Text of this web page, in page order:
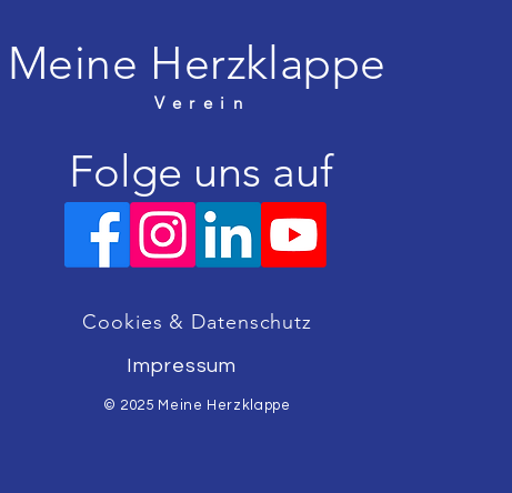
Meine Herzklappe
Verein
Folge uns auf
Cookies & Datenschutz
Impressum
© 2025 Meine Herzklappe